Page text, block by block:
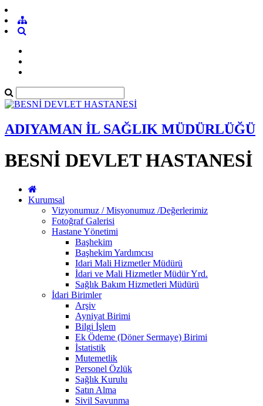
ADIYAMAN İL SAĞLIK MÜDÜRLÜĞÜ
BESNİ DEVLET HASTANESİ
Kurumsal
Vizyonumuz / Misyonumuz /Değerlerimiz
Fotoğraf Galerisi
Hastane Yönetimi
Başhekim
Başhekim Yardımcısı
Idari Mali Hizmetler Müdürü
İdari ve Mali Hizmetler Müdür Yrd.
Sağlık Bakım Hizmetleri Müdürü
İdari Birimler
Arşiv
Ayniyat Birimi
Bilgi İşlem
Ek Ödeme (Döner Sermaye) Birimi
İstatistik
Mutemetlik
Personel Özlük
Sağlık Kurulu
Satın Alma
Sivil Savunma